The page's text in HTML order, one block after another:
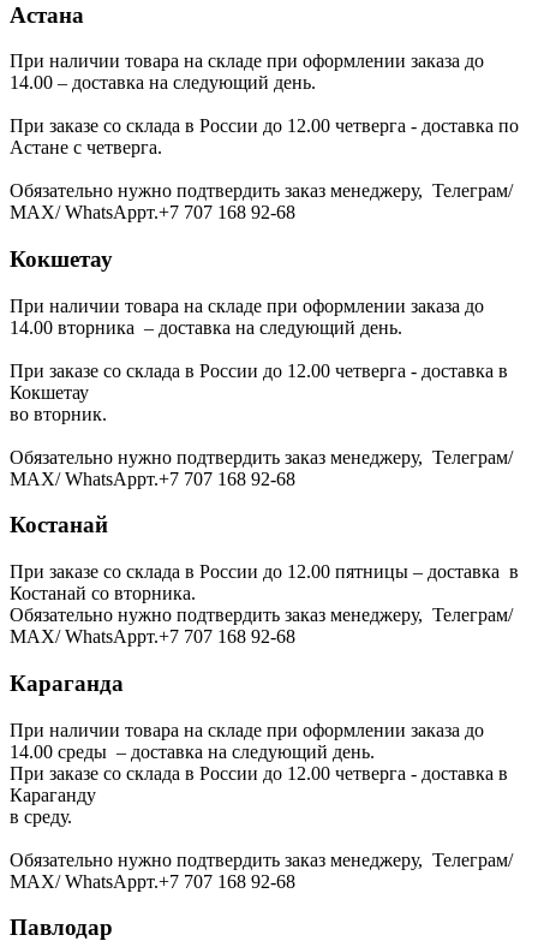
Астана
При наличии товара на складе при оформлении заказа до
14.00 – доставка на следующий день.
При заказе со склада в России до 12.00 четверга - доставка по
Астане с четверга.
Обязательно нужно подтвердить заказ менеджеру, Телеграм/
МАХ/ WhatsAppт.+7 707 168 92-68
Кокшетау
При наличии товара на складе при оформлении заказа до
14.00 вторника – доставка на следующий день.
При заказе со склада в России до 12.00 четверга - доставка в
Кокшетау
во вторник.
Обязательно нужно подтвердить заказ менеджеру, Телеграм/
МАХ/ WhatsAppт.+7 707 168 92-68
Костанай
При заказе со склада в России до 12.00 пятницы – доставка в
Костанай со вторника.
Обязательно нужно подтвердить заказ менеджеру, Телеграм/
МАХ/ WhatsAppт.+7 707 168 92-68
Караганда
При наличии товара на складе при оформлении заказа до
14.00 среды – доставка на следующий день.
При заказе со склада в России до 12.00 четверга - доставка в
Караганду
в среду.
Обязательно нужно подтвердить заказ менеджеру, Телеграм/
МАХ/ WhatsAppт.+7 707 168 92-68
Павлодар